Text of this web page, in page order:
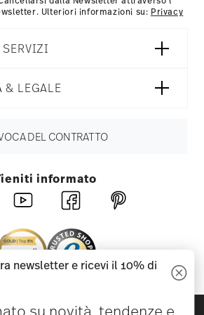
Ulteriori informazioni su: Privacy
& LEGALE
DEL CONTRATTO
informato
tutti i nostri brand
newsletter e ricevi il 10% di
su novità, tendenze e